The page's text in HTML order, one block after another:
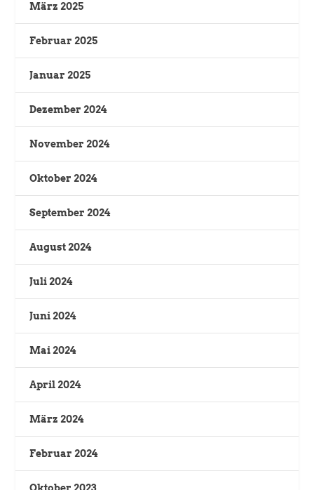
März 2025
Februar 2025
Januar 2025
Dezember 2024
November 2024
Oktober 2024
September 2024
August 2024
Juli 2024
Juni 2024
Mai 2024
April 2024
März 2024
Februar 2024